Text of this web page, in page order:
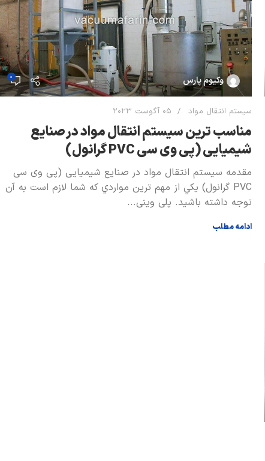
وکیوم پارس 0
سیستم انتقال مواد 05 آگوست 2023
مناسب ترين سیستم انتقال مواد در صنایع
شیمیایی (پی وی سی PVC گرانول)
مقدمه سیستم انتقال مواد در صنایع شیمیایی (پی وی سی
PVC گرانول) يكي از مهم ترين مواردي كه شما لازم است به آن
توجه داشته باشید. پلی وینی...
ادامه مطلب